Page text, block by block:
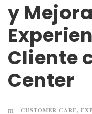
y
Cliente
Center
CUSTOMER CARE,